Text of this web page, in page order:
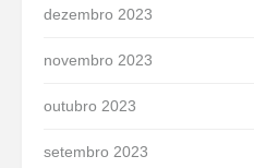
dezembro 2023
novembro 2023
outubro 2023
setembro 2023